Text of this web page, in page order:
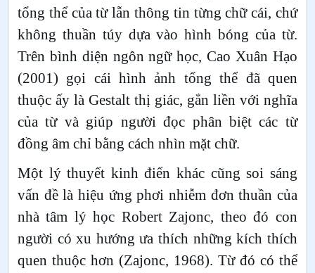
tổng thể của từ lẫn thông tin từng chữ cái, chứ
không thuần túy dựa vào hình bóng của từ.
Trên bình diện ngôn ngữ học, Cao Xuân Hạo
(2001) gọi cái hình ảnh tổng thể đã quen
thuộc ấy là Gestalt thị giác, gắn liền với nghĩa
của từ và giúp người đọc phân biệt các từ
đồng âm chỉ bằng cách nhìn mặt chữ.
Một lý thuyết kinh điển khác cũng soi sáng
vấn đề là hiệu ứng phơi nhiễm đơn thuần của
nhà tâm lý học Robert Zajonc, theo đó con
người có xu hướng ưa thích những kích thích
quen thuộc hơn (Zajonc, 1968). Từ đó có thể